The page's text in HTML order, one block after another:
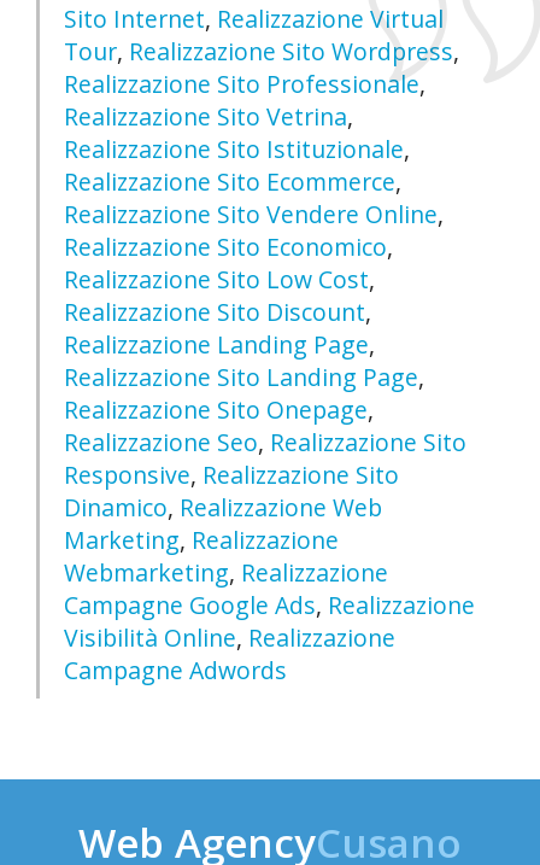
Sito Internet, Realizzazione Virtual
Tour, Realizzazione Sito Wordpress,
Realizzazione Sito Professionale,
Realizzazione Sito Vetrina,
Realizzazione Sito Istituzionale,
Realizzazione Sito Ecommerce,
Realizzazione Sito Vendere Online,
Realizzazione Sito Economico,
Realizzazione Sito Low Cost,
Realizzazione Sito Discount,
Realizzazione Landing Page,
Realizzazione Sito Landing Page,
Realizzazione Sito Onepage,
Realizzazione Seo, Realizzazione Sito
Responsive, Realizzazione Sito
Dinamico, Realizzazione Web
Marketing, Realizzazione
Webmarketing, Realizzazione
Campagne Google Ads, Realizzazione
Visibilità Online, Realizzazione
Campagne Adwords
Web AgencyCusano